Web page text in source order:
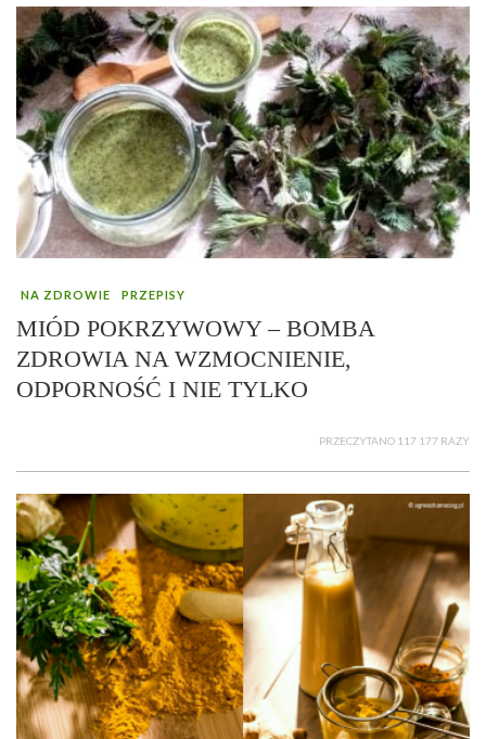
NA ZDROWIE PRZEPISY
MIÓD POKRZYWOWY – BOMBA
ZDROWIA NA WZMOCNIENIE,
ODPORNOŚĆ I NIE TYLKO
PRZECZYTANO 117 177 RAZY